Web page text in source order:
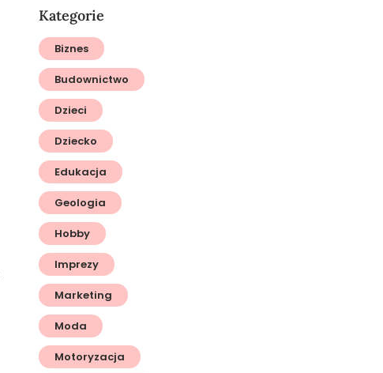
Kategorie
Biznes
Budownictwo
Dzieci
Dziecko
Edukacja
Geologia
Hobby
Imprezy
Marketing
Moda
Motoryzacja